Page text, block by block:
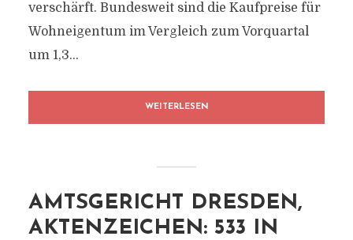
verschärft. Bundesweit sind die Kaufpreise für
Wohneigentum im Vergleich zum Vorquartal
um 1,3...
WEITERLESEN
AMTSGERICHT DRESDEN,
AKTENZEICHEN: 533 IN